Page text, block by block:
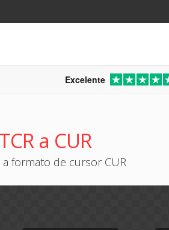
Excelente
a CUR
a formato de cursor CUR